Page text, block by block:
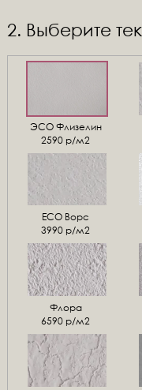
2. Выберите
ЭСО Флизелин
2590 р/м2
ЕСО Ворс
3990 р/м2
Флора
6590 р/м2